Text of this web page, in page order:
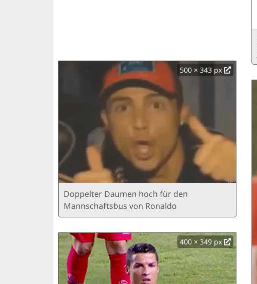
500 × 343 px
Doppelter Daumen hoch für den
Mannschaftsbus von Ronaldo
400 × 349 px